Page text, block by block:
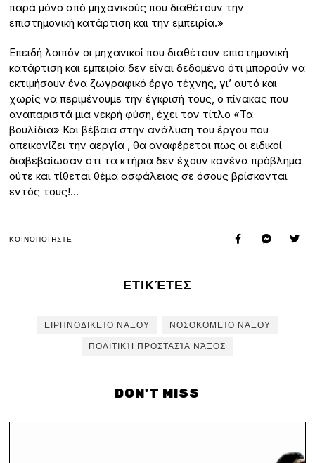
παρά μόνο από μηχανικούς που διαθέτουν την
επιστημονική κατάρτιση και την εμπειρία.»
Επειδή λοιπόν οι μηχανικοί που διαθέτουν επιστημονική
κατάρτιση και εμπειρία δεν είναι δεδομένο ότι μπορούν να
εκτιμήσουν ένα ζωγραφικό έργο τέχνης, γι’ αυτό και
χωρίς να περιμένουμε την έγκρισή τους, ο πίνακας που
αναπαριστά μια νεκρή φύση, έχει τον τίτλο «Τα
βουλίδια» Και βέβαια στην ανάλυση του έργου που
απεικονίζει την αεργία , θα αναφέρεται πως οι ειδικοί
διαβεβαίωσαν ότι τα κτήρια δεν έχουν κανένα πρόβλημα
ούτε και τίθεται θέμα ασφάλειας σε όσους βρίσκονται
εντός τους!…
ΚΟΙΝΟΠΟΙΉΣΤΕ
ΕΤΙΚΈΤΕΣ
ΕΙΡΗΝΟΔΙΚΕΊΟ ΝΆΞΟΥ
ΝΟΣΟΚΟΜΕΊΟ ΝΆΞΟΥ
ΠΟΛΙΤΙΚΉ ΠΡΟΣΤΑΣΊΑ ΝΆΞΟΣ
DON'T MISS